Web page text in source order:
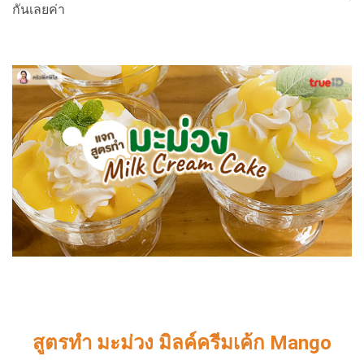
กันเลยค่า
สูตรทำ มะม่วง มิลค์ครีมเค้ก Mango